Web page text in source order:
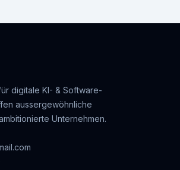
digitale KI- & Software-
aussergewöhnliche
Unternehmen.